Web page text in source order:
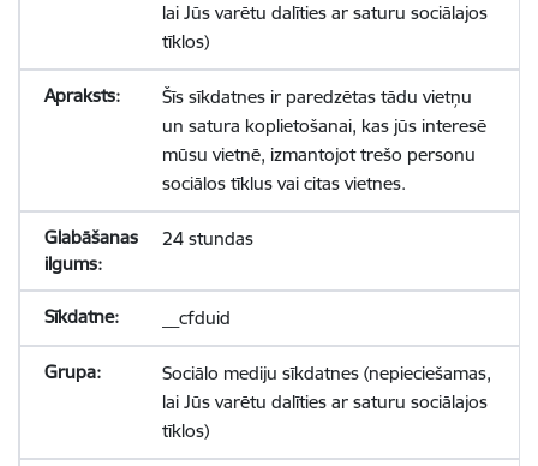
lai Jūs varētu dalīties ar saturu sociālajos
tīklos)
Šīs sīkdatnes ir paredzētas tādu vietņu
un satura koplietošanai, kas jūs interesē
mūsu vietnē, izmantojot trešo personu
sociālos tīklus vai citas vietnes.
24 stundas
__cfduid
Sociālo mediju sīkdatnes (nepieciešamas,
lai Jūs varētu dalīties ar saturu sociālajos
tīklos)